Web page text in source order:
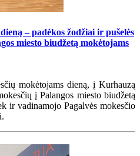
– padėkos žodžiai ir pušelės
miesto biudžetą mokėtojams
mokėtojams dieną, į Kurhauzą
į Palangos miesto biudžetą
ir vadinamojo Pagalvės mokesčio